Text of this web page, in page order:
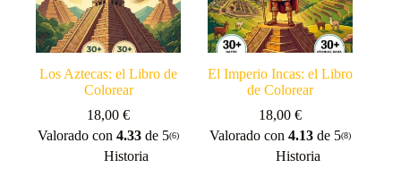
Los Aztecas: el Libro de
Colorear
18,00€
Valorado con4.33 de 5(6)
Historia
El Imperio Incas: el Libro
de Colorear
18,00€
Valorado con4.13 de 5(8)
Historia